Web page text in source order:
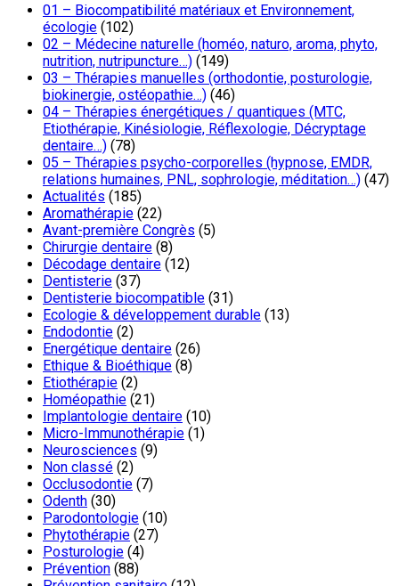
01 – Biocompatibilité matériaux et Environnement,
écologie (102)
02 – Médecine naturelle (homéo, naturo, aroma, phyto,
nutrition, nutripuncture…) (149)
03 – Thérapies manuelles (orthodontie, posturologie,
biokinergie, ostéopathie…) (46)
04 – Thérapies énergétiques / quantiques (MTC,
Etiothérapie, Kinésiologie, Réflexologie, Décryptage
dentaire…) (78)
05 – Thérapies psycho-corporelles (hypnose, EMDR,
relations humaines, PNL, sophrologie, méditation…) (47)
Actualités (185)
Aromathérapie (22)
Avant-première Congrès (5)
Chirurgie dentaire (8)
Décodage dentaire (12)
Dentisterie (37)
Dentisterie biocompatible (31)
Ecologie & développement durable (13)
Endodontie (2)
Energétique dentaire (26)
Ethique & Bioéthique (8)
Etiothérapie (2)
Homéopathie (21)
Implantologie dentaire (10)
Micro-Immunothérapie (1)
Neurosciences (9)
Non classé (2)
Occlusodontie (7)
Odenth (30)
Parodontologie (10)
Phytothérapie (27)
Posturologie (4)
Prévention (88)